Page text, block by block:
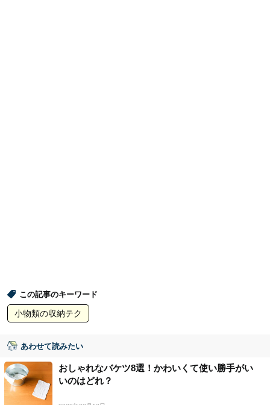
この記事のキーワード
小物類の収納テク
あわせて読みたい
おしゃれなバケツ8選！かわいくて使い勝手がい
いのはどれ？